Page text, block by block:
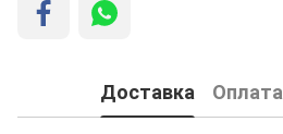
Доставка Оплата